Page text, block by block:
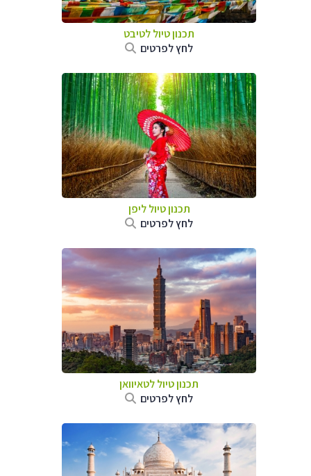
תכנון טיוללטיבט
לחץ לפרטים
תכנון טיולליפן
לחץ לפרטים
תכנון טיוללטאיוואן
לחץ לפרטים